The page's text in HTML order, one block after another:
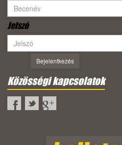
Jelszó
Bejelentkezés
Közösségi kapcsolatok